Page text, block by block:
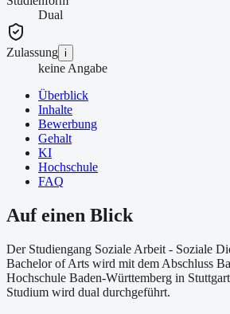
Dual
Zulassung i
keine Angabe
Überblick
Inhalte
Bewerbung
Gehalt
KI
Hochschule
FAQ
Auf einen Blick
Der Studiengang Soziale Arbeit - Soziale
Bachelor of Arts wird mit dem Abschluss
Hochschule Baden-Württemberg in
Studium wird dual durchgeführt.